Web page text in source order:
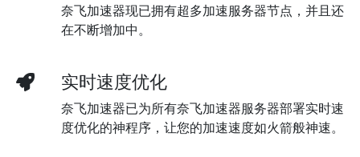
奈飞加速器现已拥有超多加速服务器节点，并且还
在不断增加中。
实时速度优化
奈飞加速器已为所有奈飞加速器服务器部署实时速
度优化的神程序，让您的加速速度如火箭般神速。